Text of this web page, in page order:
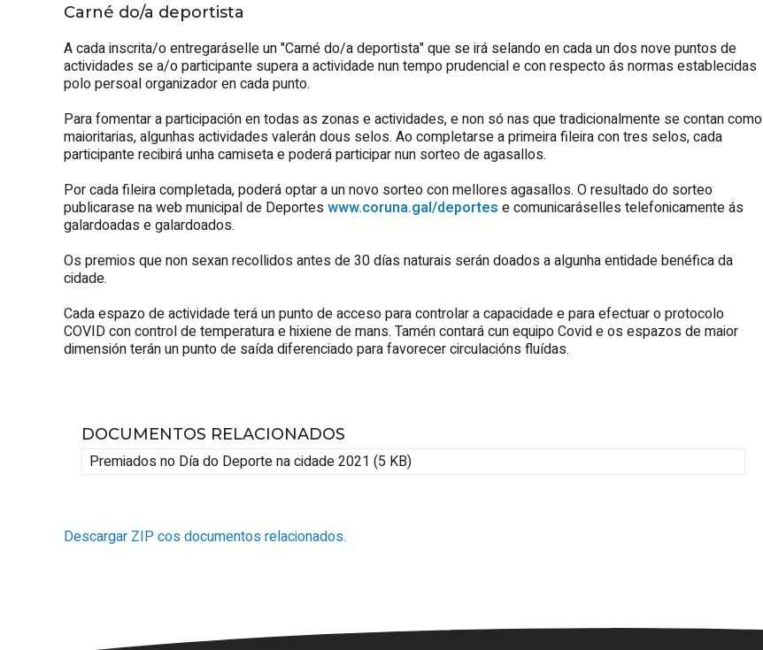
Carné do/a deportista
A cada inscrita/o entregaráselle un "Carné do/a deportista" que se irá selando en cada un dos nove puntos de
actividades se a/o participante supera a actividade nun tempo prudencial e con respecto ás normas establecidas
polo persoal organizador en cada punto.
Para fomentar a participación en todas as zonas e actividades, e non só nas que tradicionalmente se contan como
maioritarias, algunhas actividades valerán dous selos. Ao completarse a primeira fileira con tres selos, cada
participante recibirá unha camiseta e poderá participar nun sorteo de agasallos.
Por cada fileira completada, poderá optar a un novo sorteo con mellores agasallos. O resultado do sorteo
publicarase na web municipal de Deportes www.coruna.gal/deportes e comunicaráselles telefonicamente ás
galardoadas e galardoados.
Os premios que non sexan recollidos antes de 30 días naturais serán doados a algunha entidade benéfica da
cidade.
Cada espazo de actividade terá un punto de acceso para controlar a capacidade e para efectuar o protocolo
COVID con control de temperatura e hixiene de mans. Tamén contará cun equipo Covid e os espazos de maior
dimensión terán un punto de saída diferenciado para favorecer circulacións fluídas.
DOCUMENTOS RELACIONADOS
Premiados no Día do Deporte na cidade 2021 (5 KB)
Descargar ZIP cos documentos relacionados.